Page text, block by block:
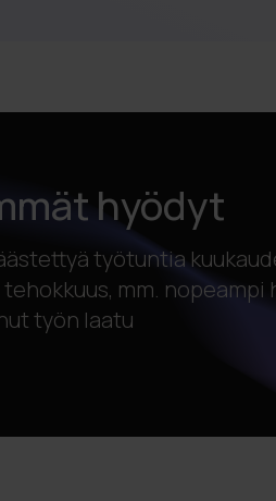
hyödyt
työtuntia
tehokkuus, mm.
työn laatu